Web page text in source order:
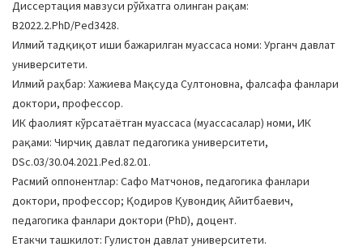
Диссертация мавзуси рўйхатга олинган рақам:
B2022.2.PhD/Ped3428.
Илмий тадқиқот иши бажарилган муассаса номи: Урганч давлат
университети.
Илмий раҳбар: Хажиева Мақсуда Султоновна, фалсафа фанлари
доктори, профессор.
ИК фаолият кўрсатаётган муассаса (муассасалар) номи, ИК
рақами: Чирчиқ давлат педагогика университети,
DSc.03/30.04.2021.Ped.82.01.
Расмий оппонентлар: Сафо Матчонов, педагогика фанлари
доктори, профессор; Қодиров Қувондиқ Айитбаевич,
педагогика фанлари доктори (PhD), доцент.
Етакчи ташкилот: Гулистон давлат университети.